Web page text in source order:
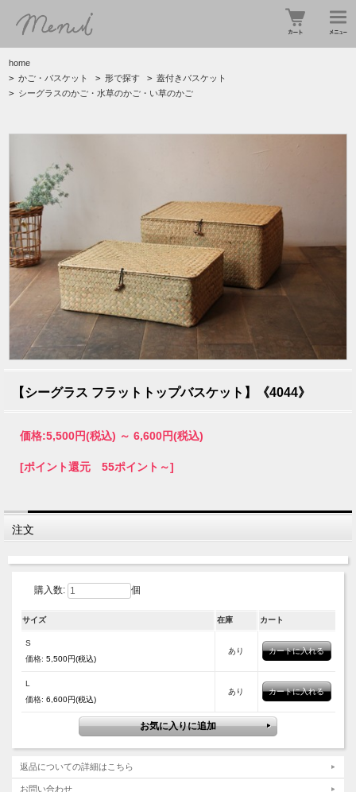
home
> かご・バスケット > 形で探す > 蓋付きバスケット
> シーグラスのかご・水草のかご・い草のかご
【シーグラス フラットトップバスケット】《4044》
価格:5,500円(税込) ～ 6,600円(税込)
[ポイント還元 55ポイント～]
注文
購入数: 個
サイズ 在庫 カート
S
価格: 5,500円(税込)
あり
L
価格: 6,600円(税込)
あり
返品についての詳細はこちら
お問い合わせ